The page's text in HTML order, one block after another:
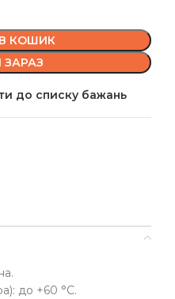
КОШИК
ЗАРАЗ
до списку бажань
до +60 °C.